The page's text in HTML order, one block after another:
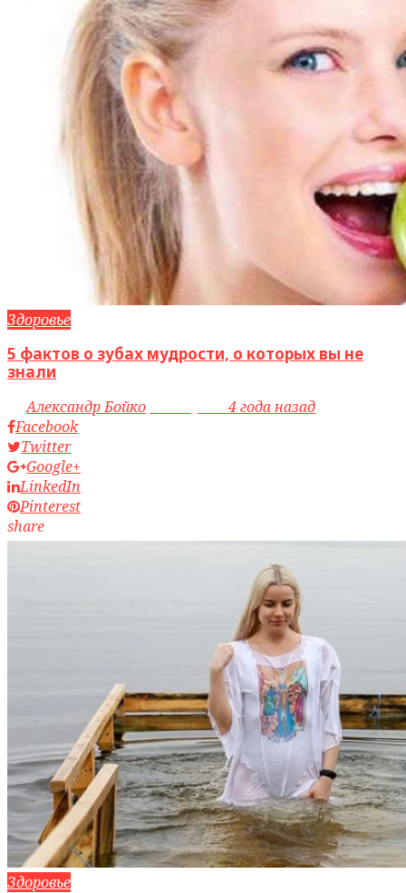
Здоровье
5 фактов о зубах мудрости, о которых вы не
знали
byАлександр Бойко
4 года назад
Facebook
Twitter
Google+
LinkedIn
Pinterest
share
Здоровье